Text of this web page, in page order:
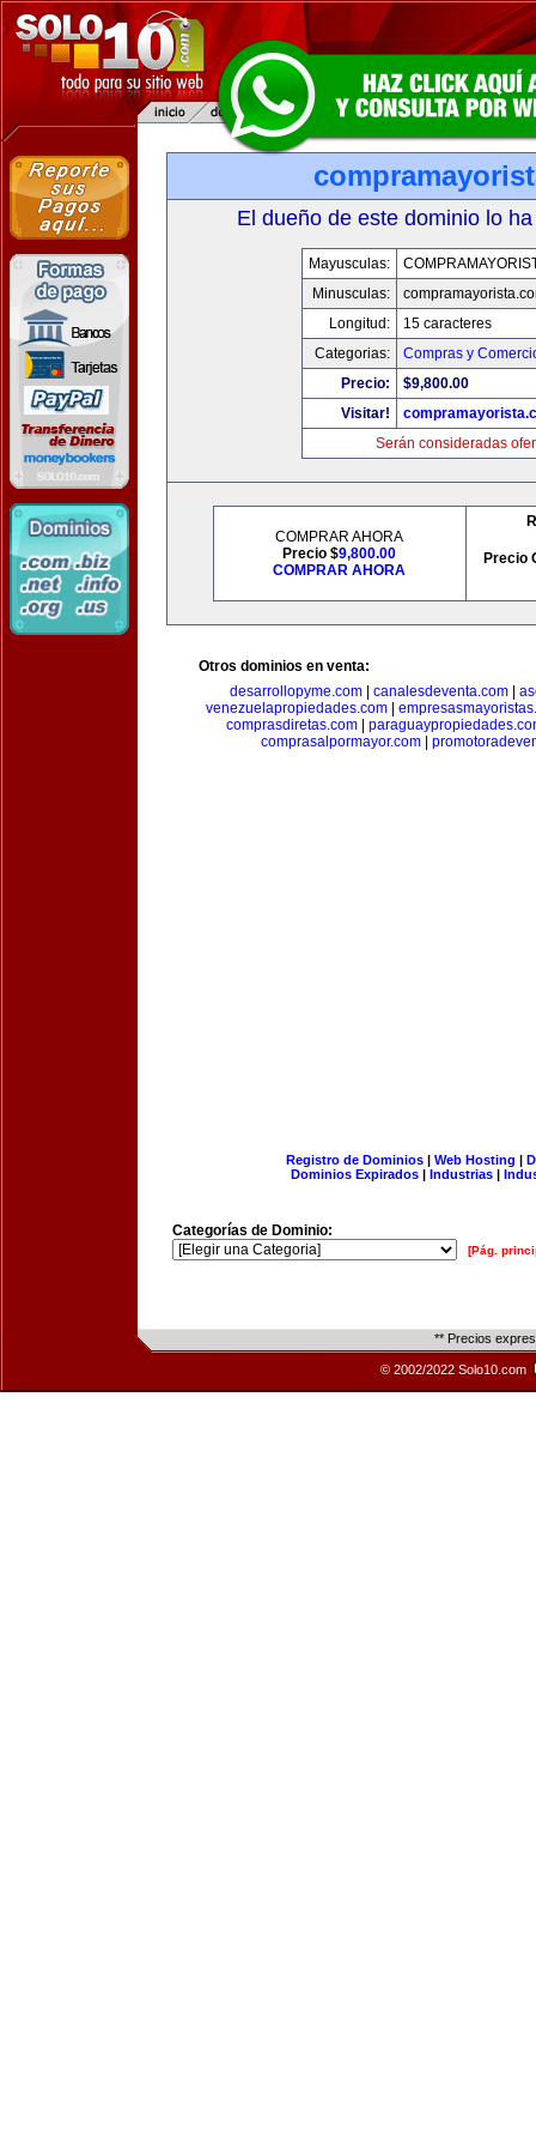
El dueño de este dominio lo
Mayusculas:
Minusculas:
Longitud:
15 caracteres
Categorias:
Compras y
Precio:
$9,800.00
Visitar!
Serán consideradas
COMPRAR AHORA
Precio $9,800.00
COMPRAR AHORA
Precio
Otros dominios en venta:
desarrollopyme.com| canalesdeventa.com|
venezuelapropiedades.com|
comprasdiretas.com
comprasalpormayor.com|
Registro de Dominios| Web Hosting |
Dominios Expirados | Industrias |
Categorías de Dominio:
[Pág.
** Precios
© 2002/2022 Solo10.com